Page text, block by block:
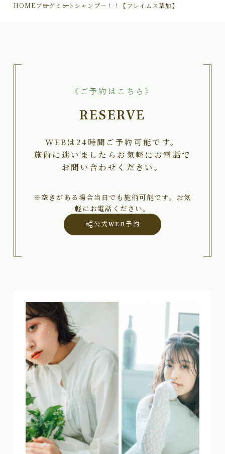
HOMEブログ ミントシャンプー！！【フレイムス草加】
《ご予約はこちら》
RESERVE
WEBは24時間ご予約可能です。
施術に迷いましたらお気軽にお電話で
お問い合わせください。
※空きがある場合当日でも施術可能です。お気
軽にお電話ください。
公式WEB予約